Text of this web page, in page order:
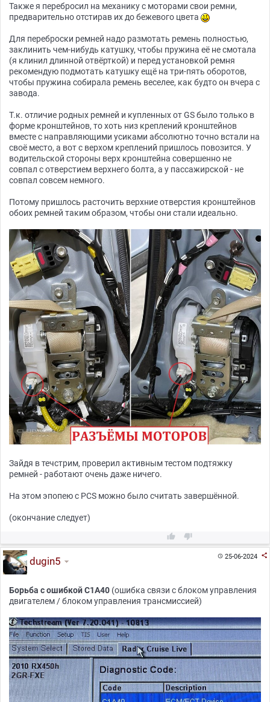
Также я перебросил на механику с моторами свои ремни,
предварительно отстирав их до бежевого цвета
Для переброски ремней надо размотать ремень полностью,
заклинить чем-нибудь катушку, чтобы пружина её не смотала
(я клинил длинной отвёрткой) и перед установкой ремня
рекомендую подмотать катушку ещё на три-пять оборотов,
чтобы пружина собирала ремень веселее, как будто он вчера с
завода.
Т.к. отличие родных ремней и купленных от GS было только в
форме кронштейнов, то хоть низ креплений кронштейнов
вместе с направляющими усиками абсолютно точно встали на
своё место, а вот с верхом креплений пришлось повозится. У
водительской стороны верх кронштейна совершенно не
совпал с отверстием верхнего болта, а у пассажирской - не
совпал совсем немного.
Потому пришлось расточить верхние отверстия кронштейнов
обоих ремней таким образом, чтобы они стали идеально.
Зайдя в течстрим, проверил активным тестом подтяжку
ремней - работают очень даже ничего.
На этом эпопею с PCS можно было считать завершённой.
(окончание следует)
 
25-06-2024 
dugin5
Борьба с ошибкой С1А40 (ошибка связи с блоком управления
двигателем / блоком управления трансмиссией)